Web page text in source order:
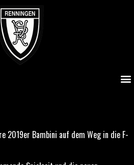
2019er Bambini auf dem Weg in die F-